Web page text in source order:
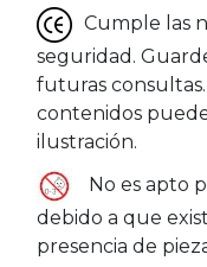
Cumple las
seguridad.
futuras consultas.
contenidos
ilustración.
No es apto
debido a que
presencia de